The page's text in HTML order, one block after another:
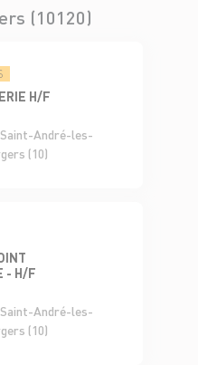
(10120)
H/F
Saint-André-les-
(10)
- H/F
Saint-André-les-
(10)